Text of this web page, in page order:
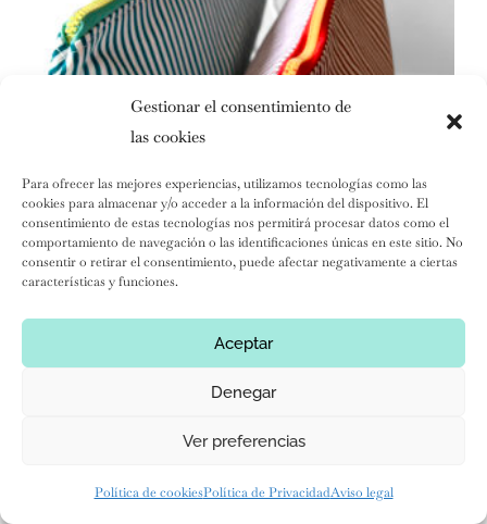
Gestionar el consentimiento de
las cookies
Para ofrecer las mejores experiencias, utilizamos tecnologías como las
cookies para almacenar y/o acceder a la información del dispositivo. El
consentimiento de estas tecnologías nos permitirá procesar datos como el
comportamiento de navegación o las identificaciones únicas en este sitio. No
consentir o retirar el consentimiento, puede afectar negativamente a ciertas
características y funciones.
Aceptar
Denegar
Ver preferencias
Política de cookiesPolítica de PrivacidadAviso legal
Neceser
15,00€
Info